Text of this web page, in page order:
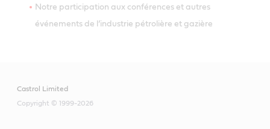
Notre participation aux conférences et autres
événements de l’industrie pétrolière et gazière
Castrol Limited
Copyright © 1999-2026